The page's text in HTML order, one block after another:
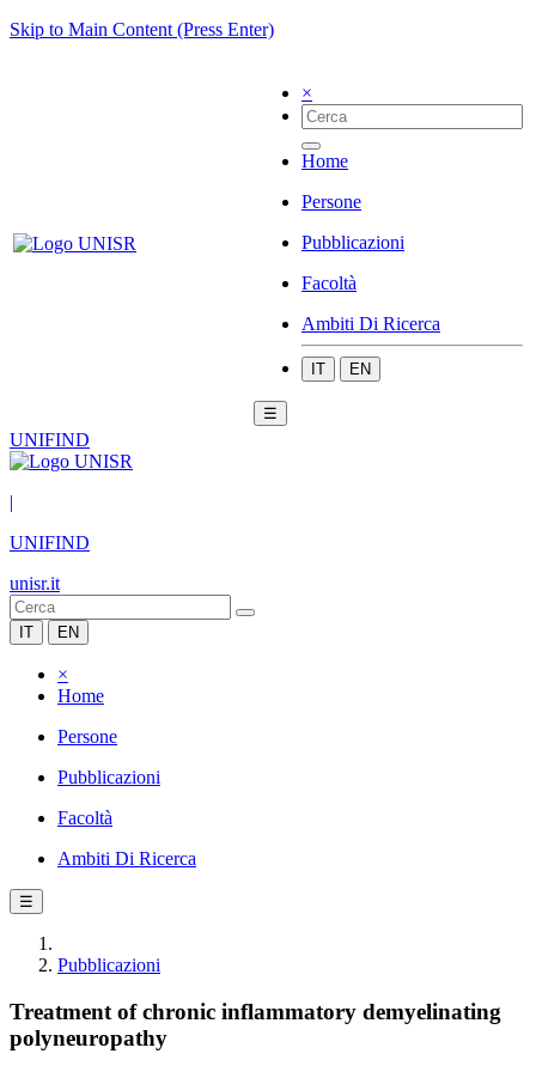
Skip to Main Content (Press Enter)
×
Home
Persone
Pubblicazioni
Facoltà
Ambiti Di Ricerca
IT EN
☰
UNIFIND
|
UNIFIND
unisr.it
IT EN
×
Home
Persone
Pubblicazioni
Facoltà
Ambiti Di Ricerca
☰
Pubblicazioni
Treatment of chronic inflammatory demyelinating
polyneuropathy